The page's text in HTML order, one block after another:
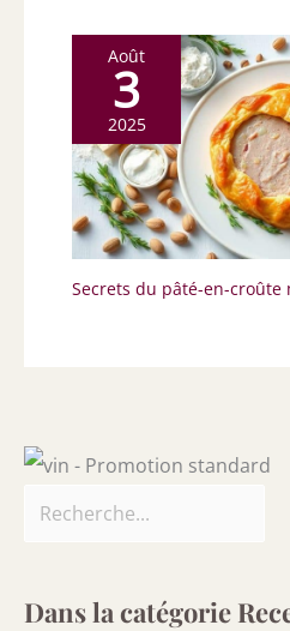
couverts de table
Août
3
2025
Secrets du pâté-en-croûte
Dans la catégorie